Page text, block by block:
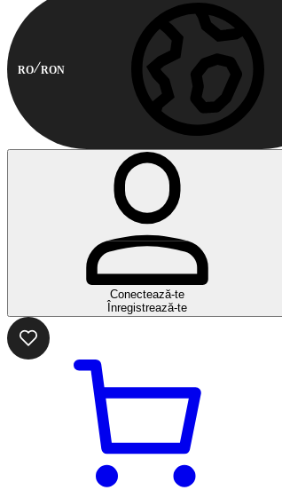
RO RON
Conectează-te
Înregistrează-te